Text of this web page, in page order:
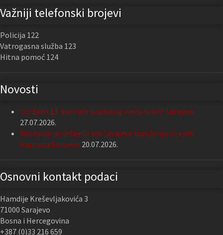
Važniji telefonski brojevi
Policija 122
Vatrogasna služba 123
Hitna pomoć 124
Novosti
Održana 13. sjednica Gradskog vijeća Grada Sarajeva
27.07.2026.
Nastavak podrške Grada Sarajeva Udruženju slijepih
Kantona Sarajevo 20.07.2026.
Osnovni kontakt podaci
Hamdije Kreševljakovića 3
71000 Sarajevo
Bosna i Hercegovina
+387 (0)33 216 659